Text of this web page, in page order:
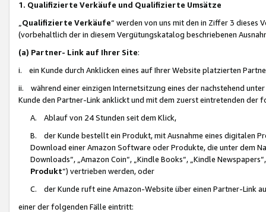
1. Qualifizierte Verkäufe und Qualifizierte Umsätze
Qualifizierte Verkäufe“ werden von uns mit den in Ziffer 3
(vorbehaltlich der in diesem Vergütungskatalog beschriebenen
(a) Partner- Link auf Ihrer Site:
i. ein Kunde durch Anklicken eines auf Ihrer Website platzierten
ii. während einer einzigen Internetsitzung eines der nachstehend
Kunde den Partner-Link anklickt und mit dem zuerst eintretenden der
A. Ablauf von 24 Stunden seit dem Klick,
B. der Kunde bestellt ein Produkt, mit Ausnahme eines digitalen
Download einer Amazon Software oder Produkte, die unter dem
Downloads“, „Amazon Coin“, „Kindle Books“, „Kindle
Produkt“) vertrieben werden, oder
C. der Kunde ruft eine Amazon-Website über einen Partner-Link
einer der folgenden Fälle eintritt: